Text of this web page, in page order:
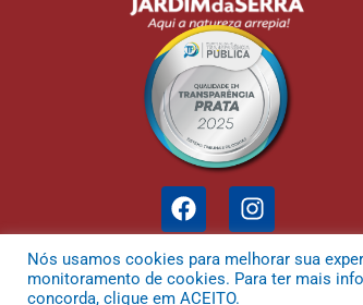
Todos os direitos reservados a Prefeitura
Nós usamos cookies para melhorar sua
monitoramento de cookies. Para ter mais
concorda, clique em ACEITO.